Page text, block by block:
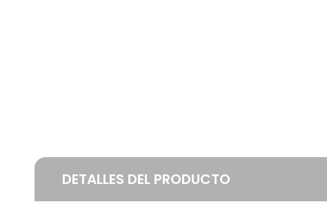
DETALLES DEL PRODUCTO